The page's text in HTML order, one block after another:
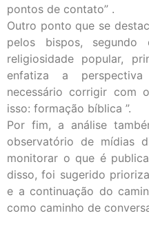
pontos de contato” .
Outro ponto que se
pelos bispos,
religiosidade popular,
enfatiza a
necessário corrigir com
isso: formação bíblica ”.
Por fim, a análise
observatório de mídias
monitorar o que é
disso, foi sugerido
e a continuação do
como caminho de